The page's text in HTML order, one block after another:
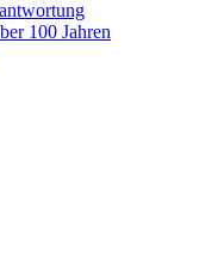
100 Jahren